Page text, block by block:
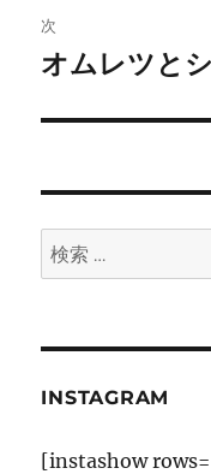
ゲ
ー
シ
ン
次
次
投
オムレツと
検
索:
INSTAGRAM
[instashow